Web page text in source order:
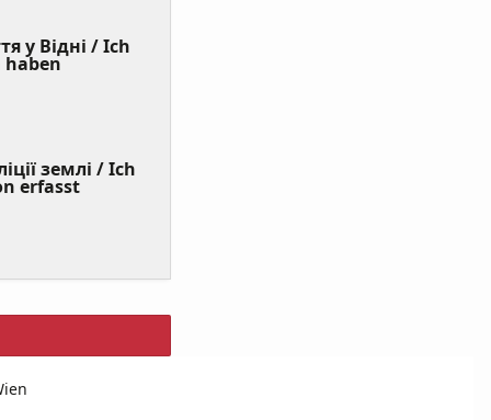
у Відні / Ich
(Value
землі / Ich
erfasst